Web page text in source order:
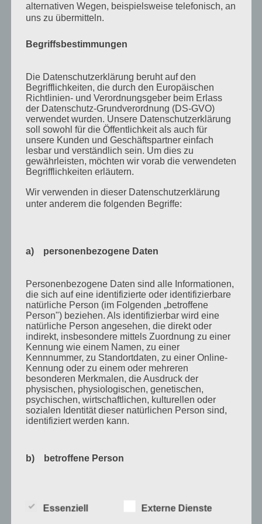
August 2011
Juni 2011
April 2011
März 2011
Februar 2011
Januar 2011
Dezember 2010
Oktober 2010
Juni 2010
Mai 2010
April 2010
März 2010
Februar 2010
Januar 2010
November 2009
Oktober 2009
August 2009
alternativen Wegen, beispielsweise telefonisch, an
uns zu übermitteln.
Begriffsbestimmungen
Die Datenschutzerklärung beruht auf den
Begrifflichkeiten, die durch den Europäischen
Richtlinien- und Verordnungsgeber beim Erlass
der Datenschutz-Grundverordnung (DS-GVO)
verwendet wurden. Unsere Datenschutzerklärung
soll sowohl für die Öffentlichkeit als auch für
unsere Kunden und Geschäftspartner einfach
lesbar und verständlich sein. Um dies zu
gewährleisten, möchten wir vorab die verwendeten
Begrifflichkeiten erläutern.
Wir verwenden in dieser Datenschutzerklärung
unter anderem die folgenden Begriffe:
a) personenbezogene Daten
Personenbezogene Daten sind alle Informationen,
die sich auf eine identifizierte oder identifizierbare
natürliche Person (im Folgenden „betroffene
Person") beziehen. Als identifizierbar wird eine
natürliche Person angesehen, die direkt oder
indirekt, insbesondere mittels Zuordnung zu einer
Kennung wie einem Namen, zu einer
Kennnummer, zu Standortdaten, zu einer Online-
Kennung oder zu einem oder mehreren
besonderen Merkmalen, die Ausdruck der
physischen, physiologischen, genetischen,
psychischen, wirtschaftlichen, kulturellen oder
sozialen Identität dieser natürlichen Person sind,
identifiziert werden kann.
b) betroffene Person
identifizierbare natürliche Person, deren
personenbezogene Daten von dem für die
Essenziell Externe Dienste